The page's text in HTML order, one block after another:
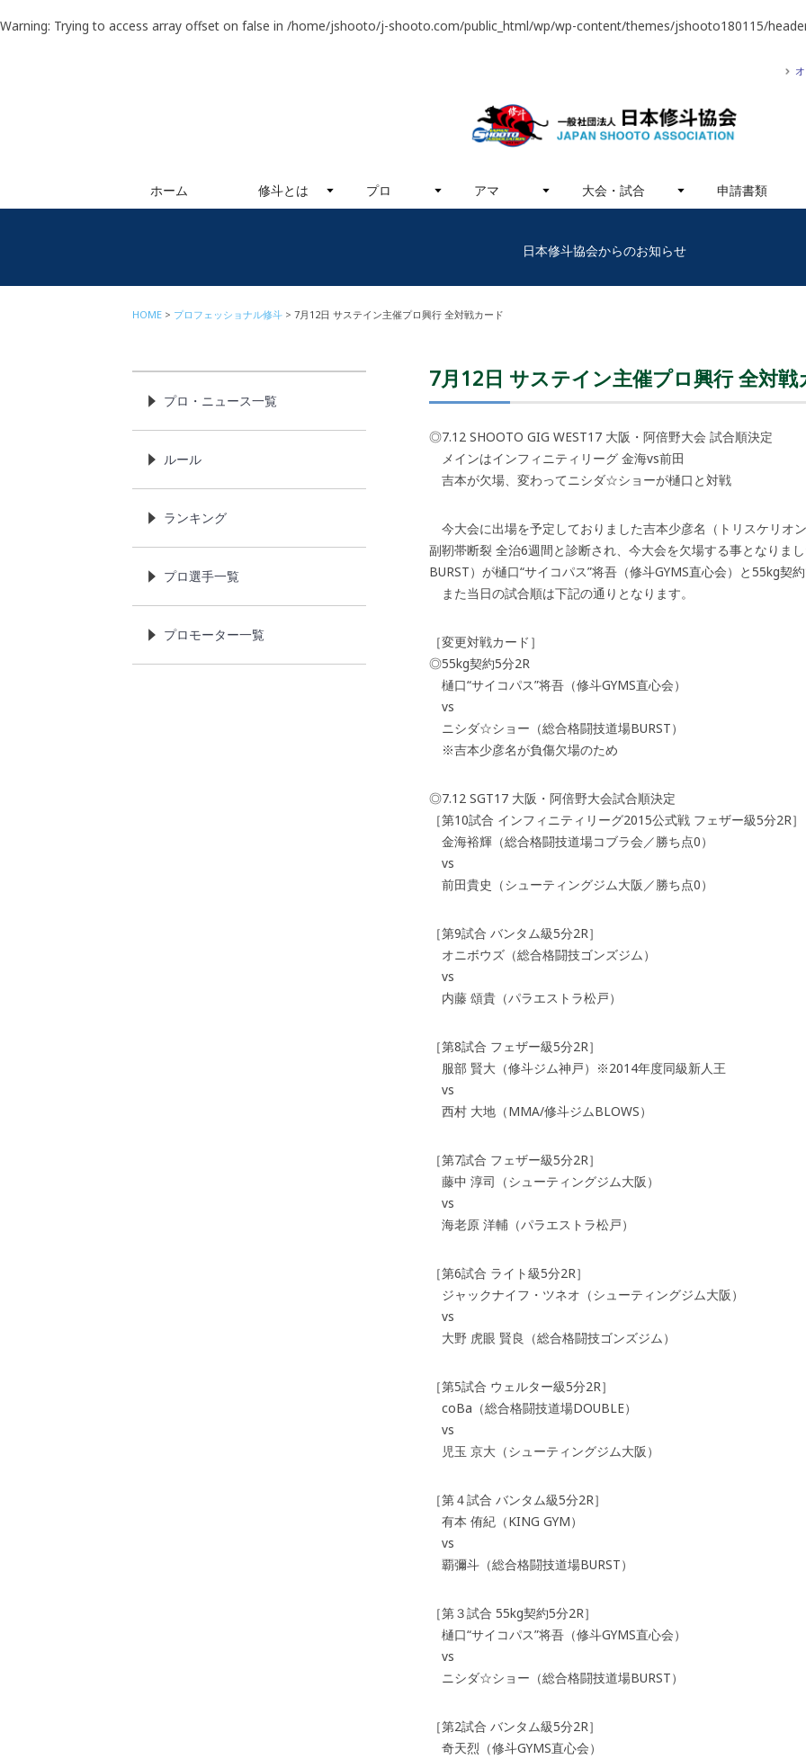
Warning: Trying to access array offset on false in /home/jshooto/j-shooto.com/public_html/wp/wp-content/themes/jshooto180115/
ホーム 修斗とは プロ アマ 大会・試合 申請書類
日本修斗協会からのお知らせ
HOME プロフェッショナル修斗 7月12日 サステイン主催プロ興行 全対戦カード
7月12日 サステイン主催プロ興行 全対戦
◎7.12 SHOOTO GIG WEST17 大阪・阿倍野大会 試合順決定
メインはインフィニティリーグ 金海vs前田
吉本が欠場、変わってニシダ☆ショーが樋口と対戦
今大会に出場を予定しておりました吉本少彦名（トリスケリオ
副靭帯断裂 全治6週間と診断され、今大会を欠場する事となりま
BURST）が樋口“サイコパス”将吾（修斗GYMS直心会）と55kg契
また当日の試合順は下記の通りとなります。
［変更対戦カード］
◎55kg契約5分2R
樋口“サイコパス”将吾（修斗GYMS直心会）
vs
ニシダ☆ショー（総合格闘技道場BURST）
※吉本少彦名が負傷欠場のため
◎7.12 SGT17 大阪・阿倍野大会試合順決定
［第10試合 インフィニティリーグ2015公式戦 フェザー級5分2R］
金海裕輝（総合格闘技道場コブラ会／勝ち点0）
vs
前田貴史（シューティングジム大阪／勝ち点0）
［第9試合 バンタム級5分2R］
オニボウズ（総合格闘技ゴンズジム）
vs
内藤 頌貴（パラエストラ松戸）
［第8試合 フェザー級5分2R］
服部 賢大（修斗ジム神戸）※2014年度同級新人王
vs
西村 大地（MMA/修斗ジムBLOWS）
［第7試合 フェザー級5分2R］
藤中 淳司（シューティングジム大阪）
vs
海老原 洋輔（パラエストラ松戸）
［第6試合 ライト級5分2R］
ジャックナイフ・ツネオ（シューティングジム大阪）
vs
大野 虎眼 賢良（総合格闘技ゴンズジム）
［第5試合 ウェルター級5分2R］
coBa（総合格闘技道場DOUBLE）
vs
児玉 京大（シューティングジム大阪）
［第４試合 バンタム級5分2R］
有本 侑紀（KING GYM）
vs
覇彌斗（総合格闘技道場BURST）
［第３試合 55kg契約5分2R］
樋口“サイコパス”将吾（修斗GYMS直心会）
vs
ニシダ☆ショー（総合格闘技道場BURST）
［第2試合 バンタム級5分2R］
奇天烈（修斗GYMS直心会）
プロ・ニュース一覧
ルール
ランキング
プロ選手一覧
プロモーター一覧